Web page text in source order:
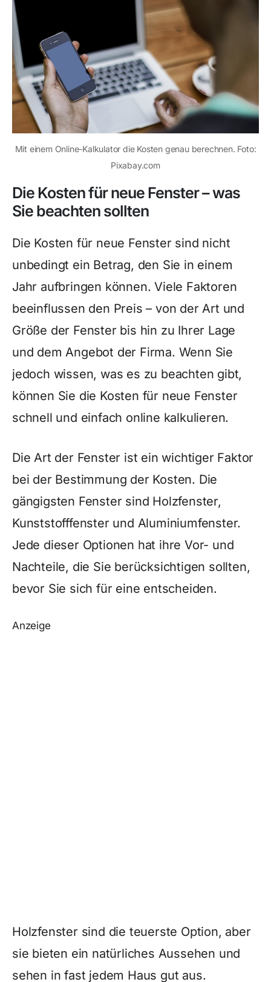
Mit einem Online-Kalkulator die Kosten genau berechnen. Foto:
Pixabay.com
Die Kosten für neue Fenster – was
Sie beachten sollten
Die Kosten für neue Fenster sind nicht
unbedingt ein Betrag, den Sie in einem
Jahr aufbringen können. Viele Faktoren
beeinflussen den Preis – von der Art und
Größe der Fenster bis hin zu Ihrer Lage
und dem Angebot der Firma. Wenn Sie
jedoch wissen, was es zu beachten gibt,
können Sie die Kosten für neue Fenster
schnell und einfach online kalkulieren.
Die Art der Fenster ist ein wichtiger Faktor
bei der Bestimmung der Kosten. Die
gängigsten Fenster sind Holzfenster,
Kunststofffenster und Aluminiumfenster.
Jede dieser Optionen hat ihre Vor- und
Nachteile, die Sie berücksichtigen sollten,
bevor Sie sich für eine entscheiden.
Anzeige
Holzfenster sind die teuerste Option, aber
sie bieten ein natürliches Aussehen und
sehen in fast jedem Haus gut aus.